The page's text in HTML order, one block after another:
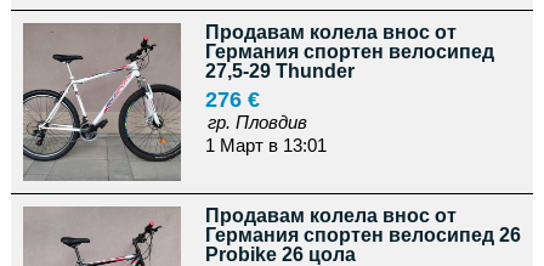
Продавам колела внос от
Германия спортен велосипед
27,5-29 Thunder
276 €
гр. Пловдив
1 Март в 13:01
Продавам колела внос от
Германия спортен велосипед 26
Probike 26 цола